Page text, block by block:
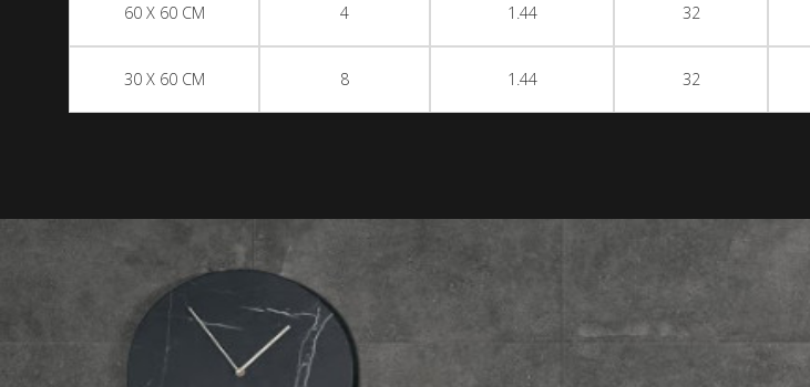
60 X 60 CM 4 1.44 32
30 X 60 CM 8 1.44 32